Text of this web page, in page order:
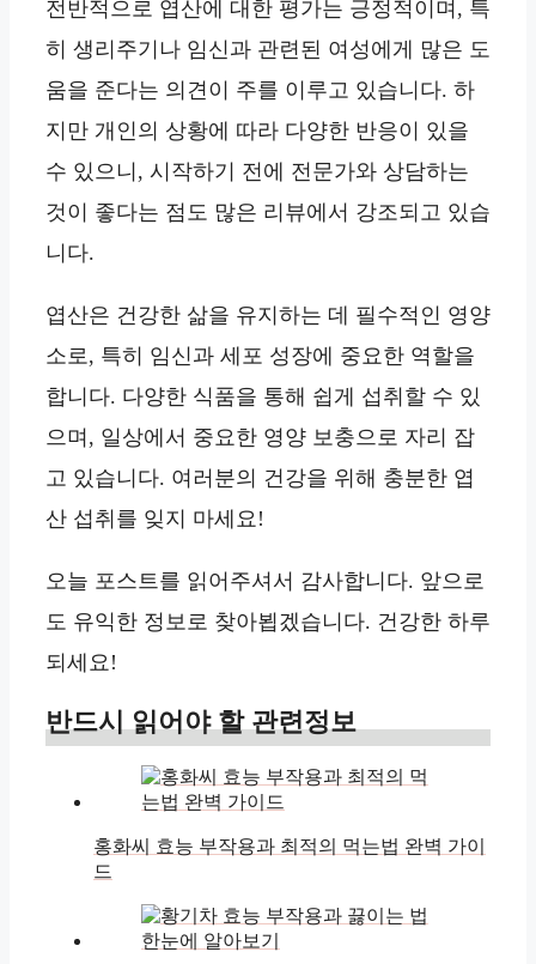
전반적으로 엽산에 대한 평가는 긍정적이며, 특
히 생리주기나 임신과 관련된 여성에게 많은 도
움을 준다는 의견이 주를 이루고 있습니다. 하
지만 개인의 상황에 따라 다양한 반응이 있을
수 있으니, 시작하기 전에 전문가와 상담하는
것이 좋다는 점도 많은 리뷰에서 강조되고 있습
니다.
엽산은 건강한 삶을 유지하는 데 필수적인 영양
소로, 특히 임신과 세포 성장에 중요한 역할을
합니다. 다양한 식품을 통해 쉽게 섭취할 수 있
으며, 일상에서 중요한 영양 보충으로 자리 잡
고 있습니다. 여러분의 건강을 위해 충분한 엽
산 섭취를 잊지 마세요!
오늘 포스트를 읽어주셔서 감사합니다. 앞으로
도 유익한 정보로 찾아뵙겠습니다. 건강한 하루
되세요!
반드시 읽어야 할 관련정보
홍화씨 효능 부작용과 최적의 먹는법 완벽 가이
드